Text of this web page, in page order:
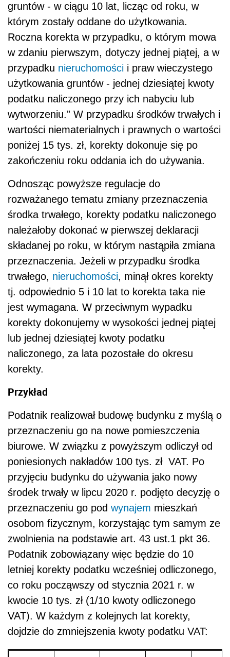
gruntów - w ciągu 10 lat, licząc od roku, w
którym zostały oddane do użytkowania.
Roczna korekta w przypadku, o którym mowa
w zdaniu pierwszym, dotyczy jednej piątej, a w
przypadku nieruchomości i praw wieczystego
użytkowania gruntów - jednej dziesiątej kwoty
podatku naliczonego przy ich nabyciu lub
wytworzeniu.” W przypadku środków trwałych i
wartości niematerialnych i prawnych o wartości
poniżej 15 tys. zł, korekty dokonuje się po
zakończeniu roku oddania ich do używania.
Odnosząc powyższe regulacje do
rozważanego tematu zmiany przeznaczenia
środka trwałego, korekty podatku naliczonego
należałoby dokonać w pierwszej deklaracji
składanej po roku, w którym nastąpiła zmiana
przeznaczenia. Jeżeli w przypadku środka
trwałego, nieruchomości, minął okres korekty
tj. odpowiednio 5 i 10 lat to korekta taka nie
jest wymagana. W przeciwnym wypadku
korekty dokonujemy w wysokości jednej piątej
lub jednej dziesiątej kwoty podatku
naliczonego, za lata pozostałe do okresu
korekty.
Przykład
Podatnik realizował budowę budynku z myślą o
przeznaczeniu go na nowe pomieszczenia
biurowe. W związku z powyższym odliczył od
poniesionych nakładów 100 tys. zł VAT. Po
przyjęciu budynku do używania jako nowy
środek trwały w lipcu 2020 r. podjęto decyzję o
przeznaczeniu go pod wynajem mieszkań
osobom fizycznym, korzystając tym samym ze
zwolnienia na podstawie art. 43 ust.1 pkt 36.
Podatnik zobowiązany więc będzie do 10
letniej korekty podatku wcześniej odliczonego,
co roku począwszy od stycznia 2021 r. w
kwocie 10 tys. zł (1/10 kwoty odliczonego
VAT). W każdym z kolejnych lat korekty,
dojdzie do zmniejszenia kwoty podatku VAT: